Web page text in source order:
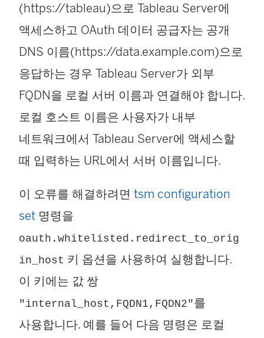
(https://tableau)으로 Tableau Server에
액세스하고 OAuth 데이터 공급자는 공개
DNS 이름(https://data.example.com)으로
응답하는 경우 Tableau Server가 외부
FQDN을 로컬 서버 이름과 연결해야 합니다.
로컬 호스트 이름은 사용자가 내부
네트워크에서 Tableau Server에 액세스할
때 입력하는 URL에서 서버 이름입니다.
이 오류를 해결하려면 tsm configuration
set 명령을
oauth.whitelisted.redirect_to_orig
in_host 키 옵션을 사용하여 실행합니다.
이 키에는 값 쌍
"internal_host,FQDN1,FQDN2"를
사용합니다. 예를 들어 다음 명령은 로컬